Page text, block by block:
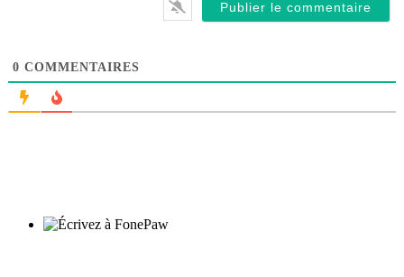
0 COMMENTAIRES